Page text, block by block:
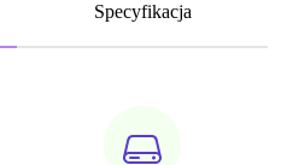
Specyfikacja